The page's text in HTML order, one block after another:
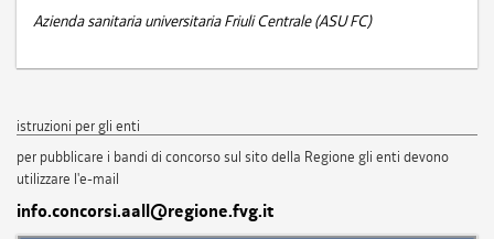
Azienda sanitaria universitaria Friuli Centrale (ASU FC)
istruzioni per gli enti
per pubblicare i bandi di concorso sul sito della Regione gli enti devono
utilizzare l'e-mail
info.concorsi.aall@regione.fvg.it